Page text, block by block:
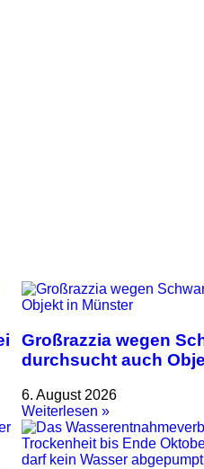
Großrazzia wegen
durchsucht auch
6. August 2026
Weiterlesen »